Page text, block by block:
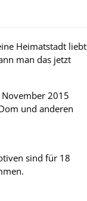
Heimatstadt liebt
man das jetzt
2015
und anderen
sind für 18